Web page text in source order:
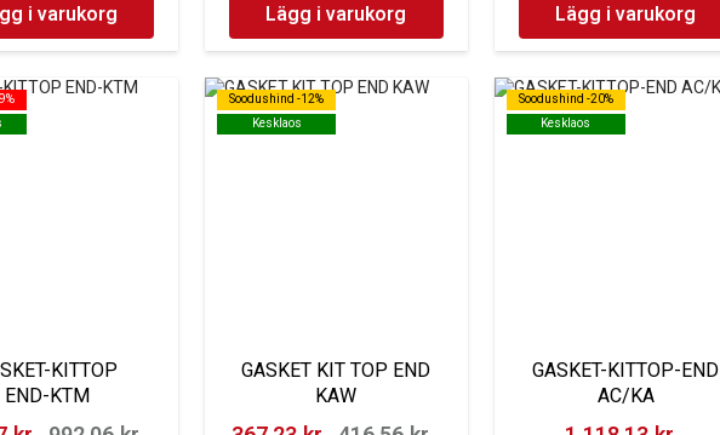
i varukorg Lägg i varukorg Lägg i varukorg
KITTOP
END-KTM
Soodushind -12%
Kesklaos
Soodushind -12%
Kesklaos
GASKET KIT TOP END
KAW
Soodushind -20%
Kesklaos
Soodushind -20%
Kesklaos
GASKET-KITTOP-END
AC/KA